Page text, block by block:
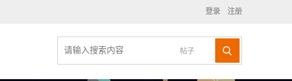
登录 注册
帖子